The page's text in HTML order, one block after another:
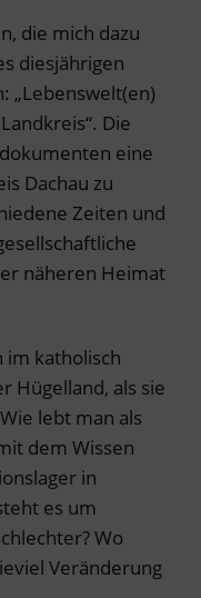
die mich dazu
diesjährigen
„Lebenswelt(en)
Die
eine
Dachau zu
Zeiten und
näheren Heimat
im katholisch
Hügelland, als sie
lebt man als
dem Wissen
in
es um
Wo
Veränderung